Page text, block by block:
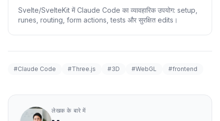
Svelte/SvelteKit में Claude Code का व्यावहारिक उपयोग: setup,
runes, routing, form actions, tests और सुरक्षित edits।
#Claude Code #Three.js #3D #WebGL #frontend
लेखक के बारे में